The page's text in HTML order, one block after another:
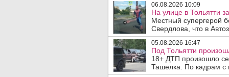
06.08.2026 10:09
На улице в Тольятти
Местный супергерой
Свердлова, что в
05.08.2026 16:47
Под Тольятти
18+ ДТП произошло
Ташелка. По кадрам с